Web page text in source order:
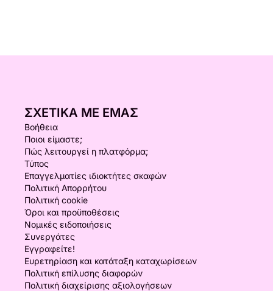
ΣΧΕΤΙΚΆ ΜΕ ΕΜΆΣ
Βοήθεια
Ποιοι είμαστε;
Πώς λειτουργεί η πλατφόρμα;
Τύπος
Επαγγελματίες ιδιοκτήτες σκαφών
Πολιτική Απορρήτου
Πολιτική cookie
Όροι και προϋποθέσεις
Νομικές ειδοποιήσεις
Συνεργάτες
Εγγραφείτε!
Ευρετηρίαση και κατάταξη καταχωρίσεων
Πολιτική επίλυσης διαφορών
Πολιτική διαχείρισης αξιολογήσεων